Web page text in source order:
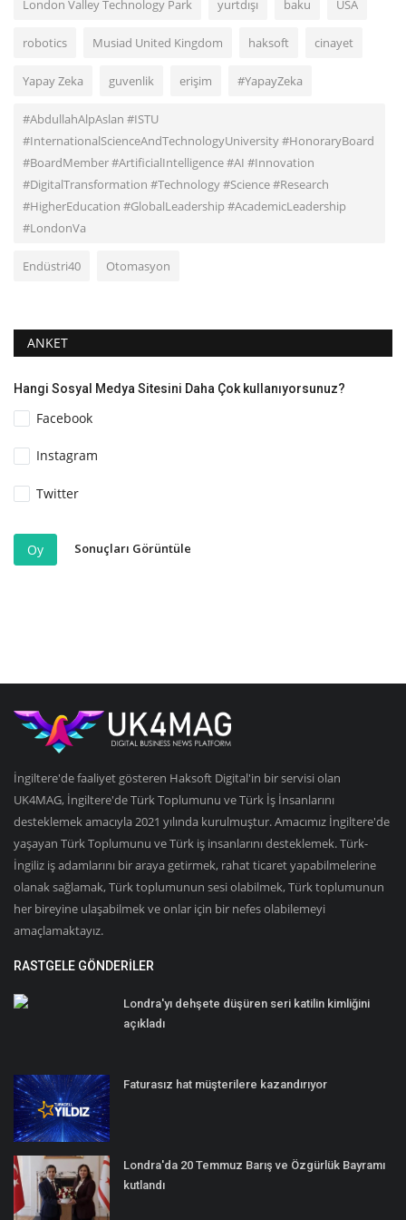
London Valley Technology Park yurtdışı baku USA
robotics Musiad United Kingdom haksoft cinayet
Yapay Zeka guvenlik erişim #YapayZeka
#AbdullahAlpAslan #ISTU
#InternationalScienceAndTechnologyUniversity #HonoraryBoard
#BoardMember #ArtificialIntelligence #AI #Innovation
#DigitalTransformation #Technology #Science #Research
#HigherEducation #GlobalLeadership #AcademicLeadership
#LondonVa
Endüstri40 Otomasyon
ANKET
Hangi Sosyal Medya Sitesini Daha Çok kullanıyorsunuz?
Facebook
Instagram
Twitter
Oy Sonuçları Görüntüle
İngiltere'de faaliyet gösteren Haksoft Digital'in bir servisi olan
UK4MAG, İngiltere'de Türk Toplumunu ve Türk İş İnsanlarını
desteklemek amacıyla 2021 yılında kurulmuştur. Amacımız İngiltere'de
yaşayan Türk Toplumunu ve Türk iş insanlarını desteklemek. Türk-
İngiliz iş adamlarını bir araya getirmek, rahat ticaret yapabilmelerine
olanak sağlamak, Türk toplumunun sesi olabilmek, Türk toplumunun
her bireyine ulaşabilmek ve onlar için bir nefes olabilemeyi
amaçlamaktayız.
RASTGELE GÖNDERILER
Londra'yı dehşete düşüren seri katilin kimliğini
açıkladı
Faturasız hat müşterilere kazandırıyor
Londra'da 20 Temmuz Barış ve Özgürlük Bayramı
kutlandı